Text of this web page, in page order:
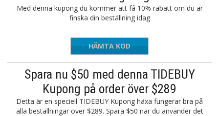
Med denna kupong du kommer att få 10% rabatt om du är
finska din beställning idag
HÄMTA KOD
Spara nu $50 med denna TIDEBUY
Kupong på order över $289
Detta är en speciell TIDEBUY Kupong häxa fungerar bra på
alla beställningar över $289. Spara $50 när du använder det